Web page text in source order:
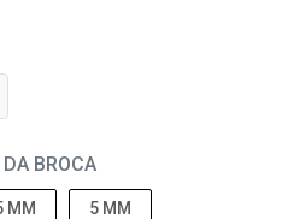
BROCA
MM 5 MM